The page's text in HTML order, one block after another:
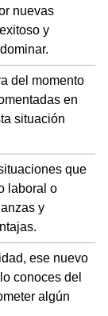
nuevas
y
del momento
en
situación
que
laboral o
y
ese nuevo
conoces del
algún